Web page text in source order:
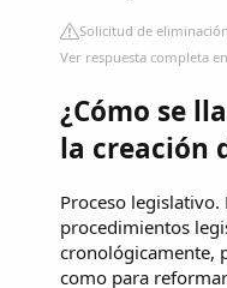
Solicitud de eliminación
Ver respuesta completa
¿Cómo se
la creación
Proceso legislativo.
procedimientos
cronológicamente,
como para